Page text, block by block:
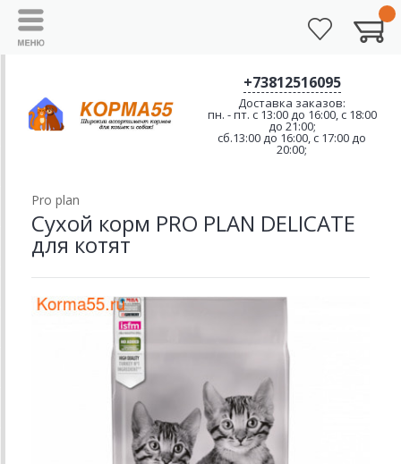
+73812516095
Доставка заказов:
пн. - пт. с 13:00 до 16:00, с 18:00
до 21:00;
сб.13:00 до 16:00, с 17:00 до
20:00;
Pro plan
Сухой корм PRO PLAN DELICATE
для котят